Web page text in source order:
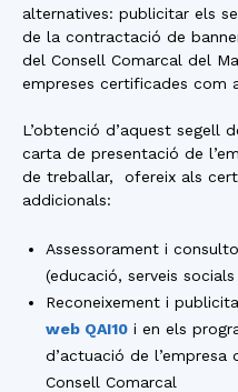
alternatives: publicitar els
de la contractació de
del Consell Comarcal del
empreses certificades com
L’obtenció d’aquest segell
carta de presentació de
de treballar, ofereix als
addicionals:
Assessorament i
(educació, serveis
Reconeixement i
web QAI10 i en els
d’actuació de
Consell Comarcal